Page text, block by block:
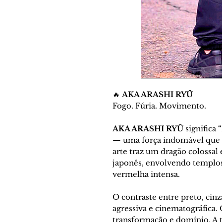
🔥AKA ARASHI RYŪ
Fogo. Fúria. Movimento.
AKA ARASHI RYŪ significa
— uma força indomável que
arte traz um dragão
japonês, envolvendo
vermelha intensa.
O contraste entre preto,
agressiva e
transformação e domínio. A